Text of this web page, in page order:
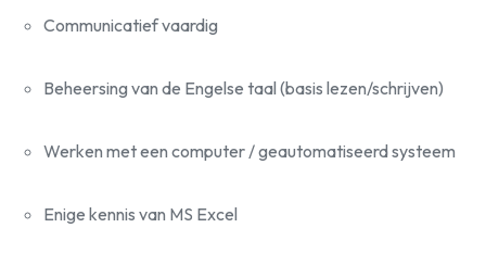
Communicatief vaardig
Beheersing van de Engelse taal (basis lezen/schrijven)
Werken met een computer / geautomatiseerd systeem
Enige kennis van MS Excel